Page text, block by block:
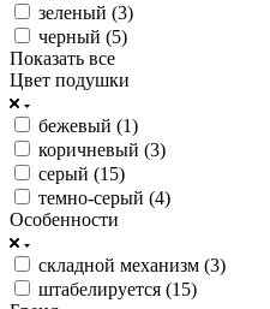
зеленый (3)
черный (5)
Показать все
Цвет подушки
бежевый (1)
коричневый (3)
серый (15)
темно-серый (4)
Особенности
складной механизм (3)
штабелируется (15)